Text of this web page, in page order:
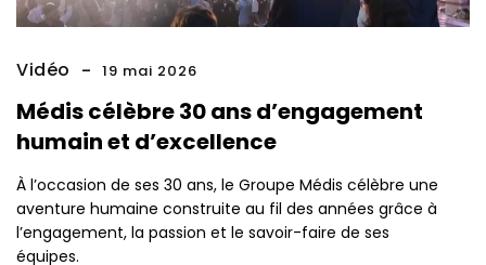
Vidéo 19 mai 2026
Médis célèbre 30 ans d’engagement
humain et d’excellence
À l’occasion de ses 30 ans, le Groupe Médis célèbre une
aventure humaine construite au fil des années grâce à
l’engagement, la passion et le savoir-faire de ses
équipes.